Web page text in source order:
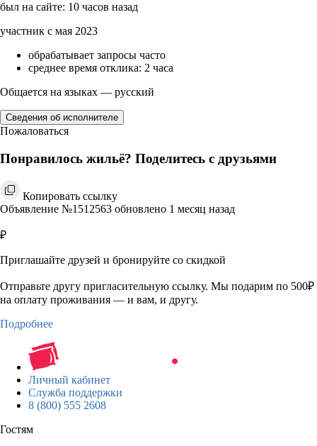
был на сайте: 10 часов назад
участник с мая 2023
обрабатывает запросы часто
среднее время отклика: 2 часа
Общается на языках — русский
Сведения об исполнителе
Пожаловаться
Понравилось жильё? Поделитесь с друзьями
Копировать ссылку
Объявление №1512563 обновлено 1 месяц назад
₽
Приглашайте друзей и бронируйте со скидкой
Отправьте другу пригласительную ссылку. Мы подарим по 500₽
на оплату проживания — и вам, и другу.
Подробнее
Личный кабинет
Служба поддержки
8 (800) 555 2608
Гостям